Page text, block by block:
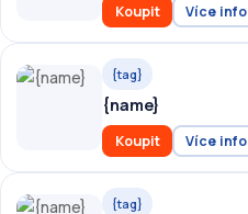
Koupit Více info
{tag}
{name}
Koupit Více info
{tag}